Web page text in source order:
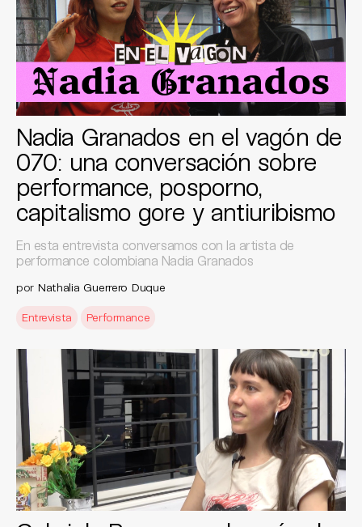
Nadia Granados en el vagón de
070: una conversación sobre
performance, posporno,
capitalismo gore y antiuribismo
En esta entrevista conversamos con la artista de
performance colombiana Nadia Granados
por Nathalia Guerrero Duque
Entrevista Performance